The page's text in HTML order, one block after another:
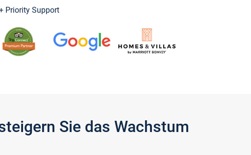
Priority Support
Sie das Wachstum